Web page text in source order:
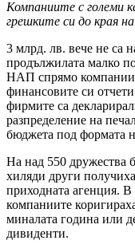
Компаниите с големи
грешките си до края
3 млрд. лв. вече не са
продължилата малко
НАП спрямо
финансовите си
фирмите са
разпределение на
бюджета под формата
На над 550 дружества
хиляди други
приходната агенция. В
компаниите
миналата година или
дивиденти.